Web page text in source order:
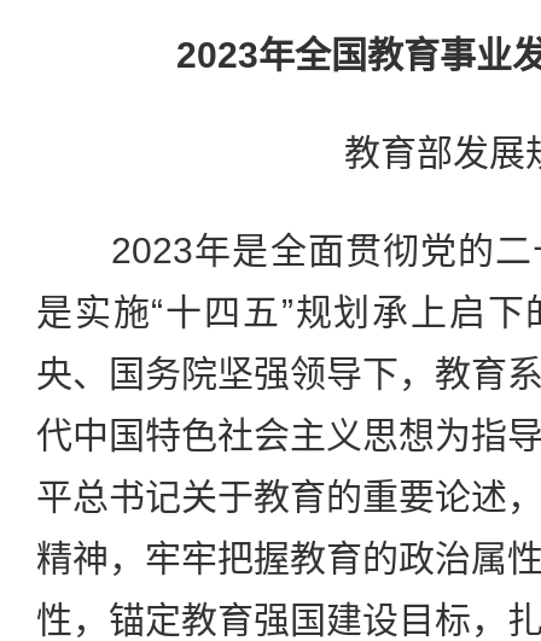
2023年全国教育事业
教育部发展
2023年是全面贯彻党的二
是实施“十四五”规划承上启
央、国务院坚强领导下，教育
代中国特色社会主义思想为指
平总书记关于教育的重要论述
精神，牢牢把握教育的政治属
性，锚定教育强国建设目标，